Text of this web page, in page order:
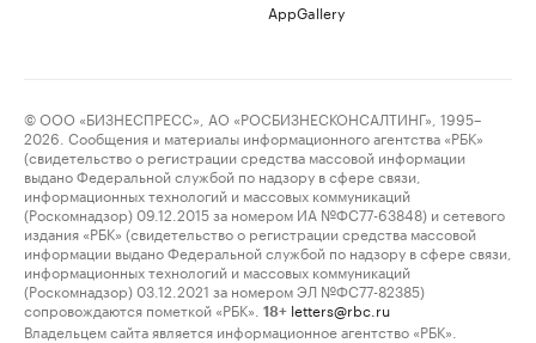
AppGallery
© ООО «БИЗНЕСПРЕСС», АО «РОСБИЗНЕСКОНСАЛТИНГ», 1995–
2026. Сообщения и материалы информационного агентства «РБК»
(свидетельство о регистрации средства массовой информации
выдано Федеральной службой по надзору в сфере связи,
информационных технологий и массовых коммуникаций
(Роскомнадзор) 09.12.2015 за номером ИА №ФС77-63848) и сетевого
издания «РБК» (свидетельство о регистрации средства массовой
информации выдано Федеральной службой по надзору в сфере связи,
информационных технологий и массовых коммуникаций
(Роскомнадзор) 03.12.2021 за номером ЭЛ №ФС77-82385)
сопровождаются пометкой «РБК».
18+ letters@rbc.ru
Владельцем сайта является информационное агентство «РБК».